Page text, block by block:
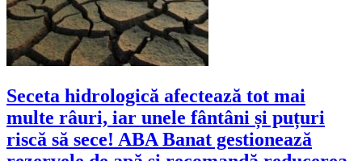
Seceta hidrologică afectează tot mai
multe râuri, iar unele fântâni și puțuri
riscă să sece! ABA Banat gestionează